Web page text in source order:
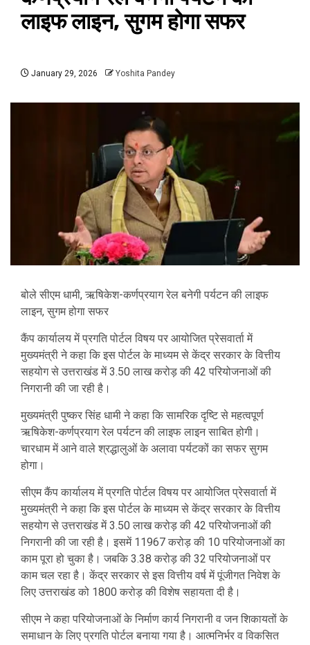
लाइफ लाइन, सुगम होगा सफर
January 29, 2026 Yoshita Pandey
बोले सीएम धामी, ऋषिकेश-कर्णप्रयाग रेल बनेगी पर्यटन की लाइफ
लाइन, सुगम होगा सफर
कैंप कार्यालय में प्रगति पोर्टल विषय पर आयोजित प्रेसवार्ता में
मुख्यमंत्री ने कहा कि इस पोर्टल के माध्यम से केंद्र सरकार के वित्तीय
सहयोग से उत्तराखंड में 3.50 लाख करोड़ की 42 परियोजनाओं की
निगरानी की जा रही है।
मुख्यमंत्री पुष्कर सिंह धामी ने कहा कि सामरिक दृष्टि से महत्वपूर्ण
ऋषिकेश-कर्णप्रयाग रेल पर्यटन की लाइफ लाइन साबित होगी।
चारधाम में आने वाले श्रद्धालुओं के अलावा पर्यटकों का सफर सुगम
होगा।
सीएम कैंप कार्यालय में प्रगति पोर्टल विषय पर आयोजित प्रेसवार्ता में
मुख्यमंत्री ने कहा कि इस पोर्टल के माध्यम से केंद्र सरकार के वित्तीय
सहयोग से उत्तराखंड में 3.50 लाख करोड़ की 42 परियोजनाओं की
निगरानी की जा रही है। इसमें 11967 करोड़ की 10 परियोजनाओं का
काम पूरा हो चुका है। जबकि 3.38 करोड़ की 32 परियोजनाओं पर
काम चल रहा है। केंद्र सरकार से इस वित्तीय वर्ष में पूंजीगत निवेश के
लिए उत्तराखंड को 1800 करोड़ की विशेष सहायता दी है।
सीएम ने कहा परियोजनाओं के निर्माण कार्य निगरानी व जन शिकायतों के
समाधान के लिए प्रगति पोर्टल बनाया गया है। आत्मनिर्भर व विकसित